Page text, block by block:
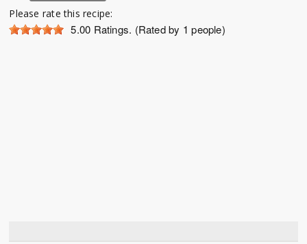
Please rate this recipe:
5.00 Ratings. (Rated by 1 people)